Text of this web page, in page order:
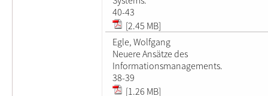
40-43
[2.45 MB]
Egle, Wolfgang
Neuere Ansätze des
Informationsmanagements.
38-39
[1.26 MB]